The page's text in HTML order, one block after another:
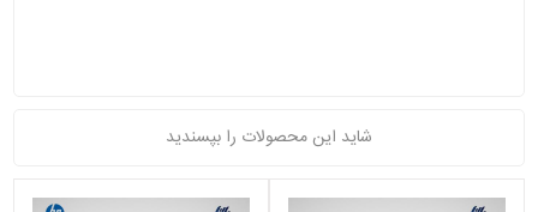
شاید این محصولات را بپسندید